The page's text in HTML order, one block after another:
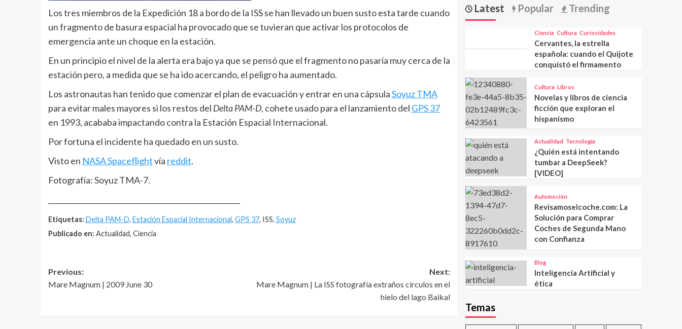
Los tres miembros de la Expedición 18 a bordo de la ISS se han llevado un buen susto esta tarde cuando
un fragmento de basura espacial ha provocado que se tuvieran que activar los protocolos de
emergencia ante un choque en la estación.
En un principio el nivel de la alerta era bajo ya que se pensó que el fragmento no pasaría muy cerca de la
estación pero, a medida que se ha ido acercando, el peligro ha aumentado.
Los astronautas han tenido que comenzar el plan de evacuación y entrar en una cápsulaSoyuz TMA
para evitar males mayores si los restos del Delta PAM-D, cohete usado para el lanzamiento del GPS 37
en 1993, acababa impactando contra la Estación Espacial Internacional.
Por fortuna el incidente ha quedado en un susto.
Visto en NASA Spaceflightvía reddit.
Fotografía: Soyuz TMA-7.
Etiquetas: Delta PAM-D, Estación Espacial Internacional, GPS 37, ISS, Soyuz
Publicado en: Actualidad, Ciencia
Post
navigation
Previous:
Mare Magnum | 2009 June 30
Next:
Mare Magnum | La ISS fotografía extraños círculos en el
hielo del lago Baikal
Latest Popular Trending
Ciencia Cultura Curiosidades
Cervantes, la estrella
española: cuando el Quijote
conquistó el firmamento
Cultura Libros
Novelas y libros de ciencia
ficción que exploran el
hispanismo
Actualidad Tecnología
¿Quién está intentando
tumbar a DeepSeek?
[VIDEO]
Automoción
Revisamoselcoche.com: La
Solución para Comprar
Coches de Segunda Mano
con Confianza
Blog
Inteligencia Artificial y
ética
Temas